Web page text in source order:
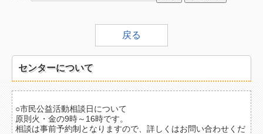
社会
中間支援
分野一覧
地域から
戻る
センターについて
○市民公益活動相談日について
原則火・金の9時～16時です。
相談は事前予約制となりますので、詳しくはお問い合わせくだ